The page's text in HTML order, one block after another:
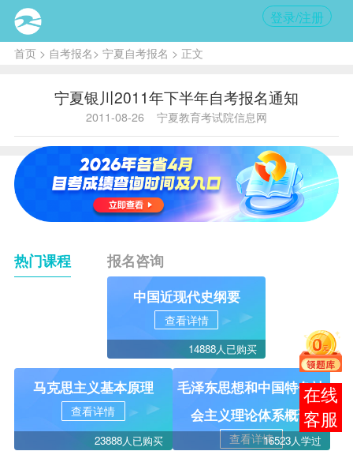
登录/注册
首页> 自考报名> 宁夏自考报名 > 正文
宁夏银川2011年下半年自考报名通知
2011-08-26 宁夏教育考试院信息网
热门课程 报名咨询
中国近现代史纲要
查看详情
14888人已购买
马克思主义基本原理
查看详情
23888人已购买
毛泽东思想和中国特色社
会主义理论体系概论
查看详情16523人学过
报考
咨询